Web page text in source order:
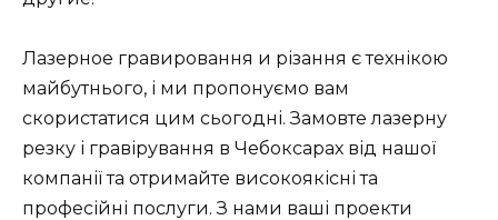
Лазерное гравировання и різання є технікою
майбутнього, і ми пропонуємо вам
скористатися цим сьогодні. Замовте лазерну
резку і гравірування в Чебоксарах від нашої
компанії та отримайте високоякісні та
професійні послуги. З нами ваші проекти